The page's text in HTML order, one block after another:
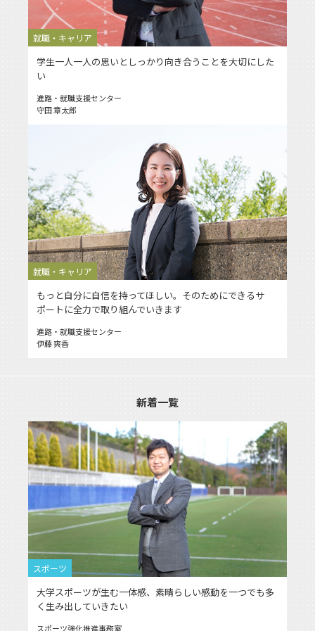
就職・キャリア
学生一人一人の思いとしっかり向き合うことを大切にした
い
進路・就職支援センター
守田 章太郎
就職・キャリア
もっと自分に自信を持ってほしい。そのためにできるサ
ポートに全力で取り組んでいきます
進路・就職支援センター
伊藤 爽香
新着一覧
スポーツ
大学スポーツが生む一体感、素晴らしい感動を一つでも多
く生み出していきたい
スポーツ強化推進事務室